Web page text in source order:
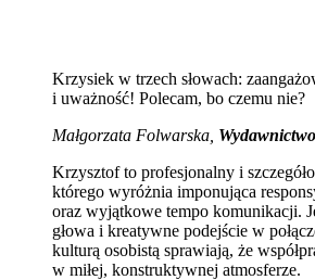
Krzysiek w trzech słowach:
i uważność! Polecam, bo czemu nie?
Małgorzata Folwarska,
Krzysztof to profesjonalny i
którego wyróżnia imponująca
oraz wyjątkowe tempo komunikacji.
głowa i kreatywne podejście w
kulturą osobistą sprawiają, że
w miłej, konstruktywnej atmosferze.